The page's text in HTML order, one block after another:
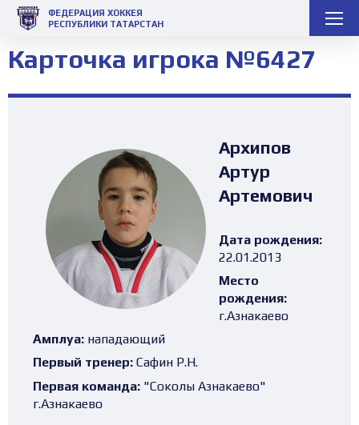
ФЕДЕРАЦИЯ ХОККЕЯ
РЕСПУБЛИКИ ТАТАРСТАН
Карточка игрока №6427
Архипов
Артур
Артемович
Дата рождения:
22.01.2013
Место
рождения:
г.Азнакаево
Амплуа: нападающий
Первый тренер: Сафин Р.Н.
Первая команда: "Соколы Азнакаево"
г.Азнакаево